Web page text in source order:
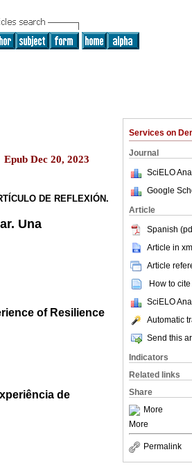
Services on
Journal
SciELO
Google
Article
Spanish
Article in
Article
How to
SciELO
Automatic
Send this
Indicators
Related links
Share
More
More
Permalink
Dec 20, 2023
DE REFLEXIÓN.
Una
of Resilience
de